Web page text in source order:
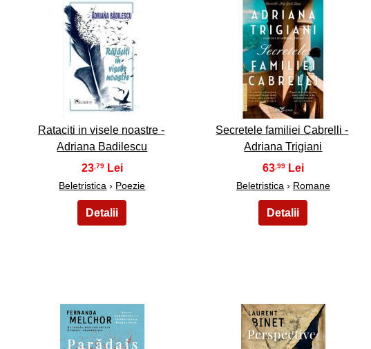
6
Rataciti in visele noastre -
Adriana Badilescu
23,79
Beletristica › Poezie
7
Secretele familiei Cabrelli -
Adriana Trigiani
63,99
Beletristica › Romane